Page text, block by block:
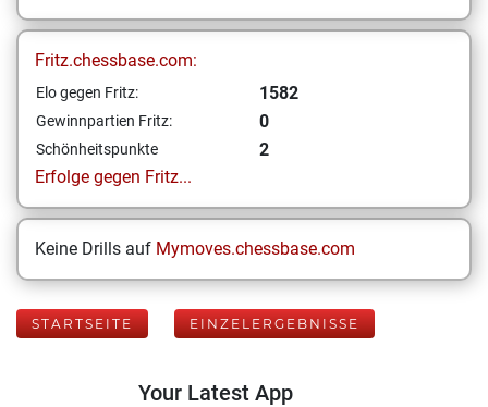
Fritz.chessbase.com:
Elo gegen Fritz: 1582
Gewinnpartien Fritz: 0
Schönheitspunkte
2
Erfolge gegen Fritz...
Keine Drills auf Mymoves.chessbase.com
STARTSEITE EINZELERGEBNISSE
Your Latest App